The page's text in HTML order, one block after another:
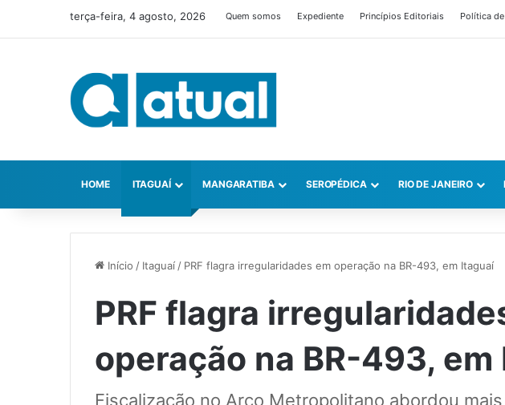
terça-feira, 4 agosto, 2026 Quem somos Expediente Princípios Editoriais Política
HOME ITAGUAÍ MANGARATIBA SEROPÉDICA RIO DE JANEIRO
Início / Itaguaí/ PRF flagra irregularidades em operação na BR-493, em Itaguaí
PRF flagra
operação na BR-493,
Fiscalização no Arco Metropolitano abordou